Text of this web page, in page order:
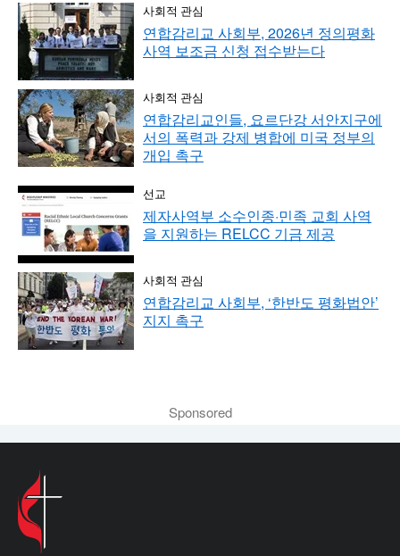
사회적 관심
연합감리교 사회부, 2026년 정의평화
사역 보조금 신청 접수받는다
사회적 관심
연합감리교인들, 요르단강 서안지구에
서의 폭력과 강제 병합에 미국 정부의
개입 촉구
선교
제자사역부 소수인종·민족 교회 사역
을 지원하는 RELCC 기금 제공
사회적 관심
연합감리교 사회부, ‘한반도 평화법안’
지지 촉구
Sponsored